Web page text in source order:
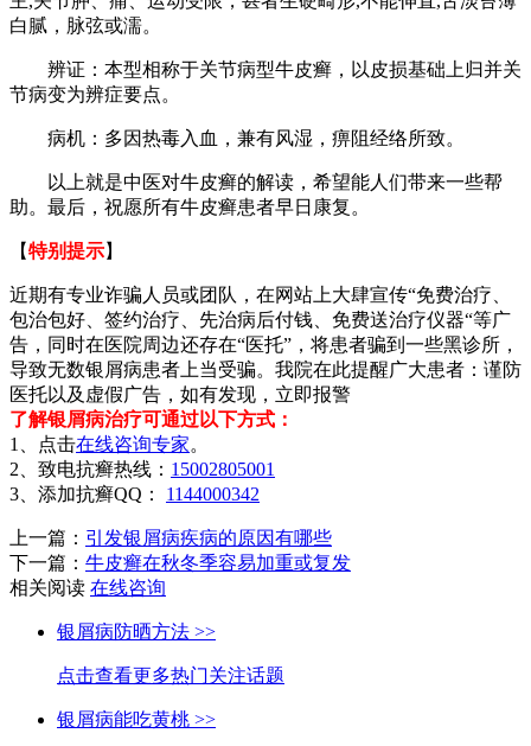
白腻，脉弦或濡。
辨证：本型相称于关节病型牛皮癣，以皮损基础上归并关
节病变为辨症要点。
病机：多因热毒入血，兼有风湿，痹阻经络所致。
以上就是中医对牛皮癣的解读，希望能人们带来一些帮
助。最后，祝愿所有牛皮癣患者早日康复。
【特别提示】
近期有专业诈骗人员或团队，在网站上大肆宣传“免费治疗、
包治包好、签约治疗、先治病后付钱、免费送治疗仪器“等广
告，同时在医院周边还存在“医托”，将患者骗到一些黑诊所，
导致无数银屑病患者上当受骗。我院在此提醒广大患者：谨防
医托以及虚假广告，如有发现，立即报警
了解银屑病治疗可通过以下方式：
1、点击在线咨询专家。
2、致电抗癣热线： 15002805001
3、添加抗癣QQ： 1144000342
上一篇： 引发银屑病疾病的原因有哪些
下一篇： 牛皮癣在秋冬季容易加重或复发
相关阅读 在线咨询
银屑病防晒方法 >>
点击查看更多热门关注话题
银屑病能吃黄桃 >>